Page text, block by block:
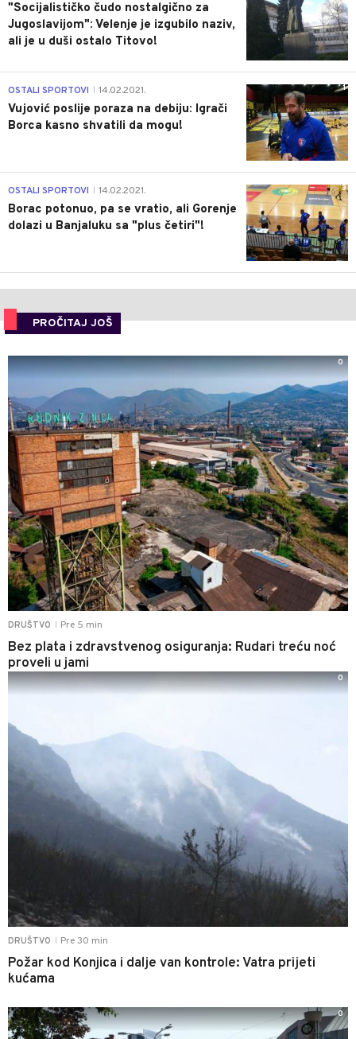
"Socijalističko čudo nostalgično za
Jugoslavijom": Velenje je izgubilo naziv,
ali je u duši ostalo Titovo!
1
OSTALI SPORTOVI 14.02.2021.
Vujović poslije poraza na debiju: Igrači
Borca kasno shvatili da mogu!
3
OSTALI SPORTOVI 14.02.2021.
Borac potonuo, pa se vratio, ali Gorenje
dolazi u Banjaluku sa "plus četiri"!
PROČITAJ JOŠ
DRUŠTVO Pre 5 min
Bez plata i zdravstvenog osiguranja: Rudari treću noć
proveli u jami
0
DRUŠTVO Pre 30 min
Požar kod Konjica i dalje van kontrole: Vatra prijeti
kućama
0
0